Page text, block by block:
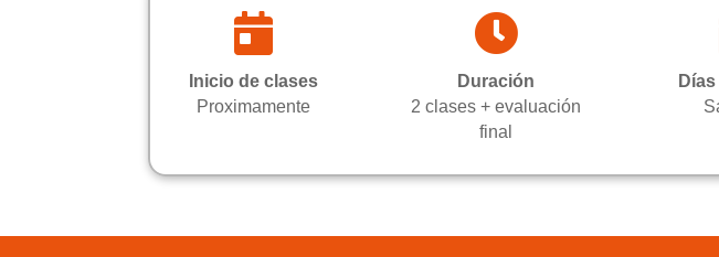

Inicio de clases
Proximamente

Duración
2 clases + evaluación
final